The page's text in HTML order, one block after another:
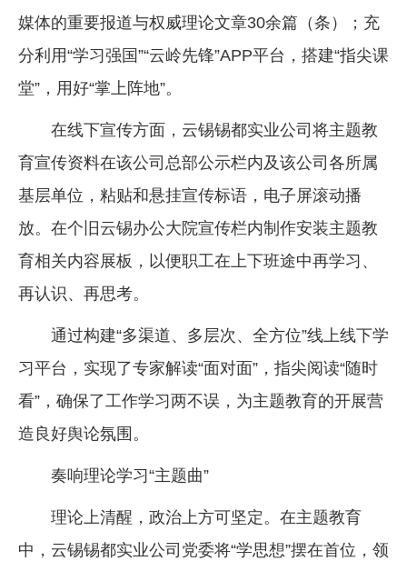
媒体的重要报道与权威理论文章30余篇（条）；充
分利用“学习强国”“云岭先锋”APP平台，搭建“指尖课
堂”，用好“掌上阵地”。
在线下宣传方面，云锡锡都实业公司将主题教
育宣传资料在该公司总部公示栏内及该公司各所属
基层单位，粘贴和悬挂宣传标语，电子屏滚动播
放。在个旧云锡办公大院宣传栏内制作安装主题教
育相关内容展板，以便职工在上下班途中再学习、
再认识、再思考。
通过构建“多渠道、多层次、全方位”线上线下学
习平台，实现了专家解读“面对面”，指尖阅读“随时
看”，确保了工作学习两不误，为主题教育的开展营
造良好舆论氛围。
奏响理论学习“主题曲”
理论上清醒，政治上方可坚定。在主题教育
中，云锡锡都实业公司党委将“学思想”摆在首位，领